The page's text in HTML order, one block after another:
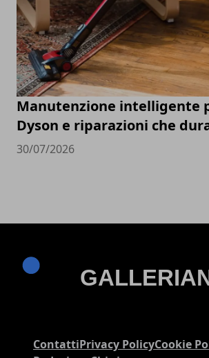
Manutenzione intelligente
Dyson e riparazioni che
30/07/2026
ContattiPrivacy PolicyCookie